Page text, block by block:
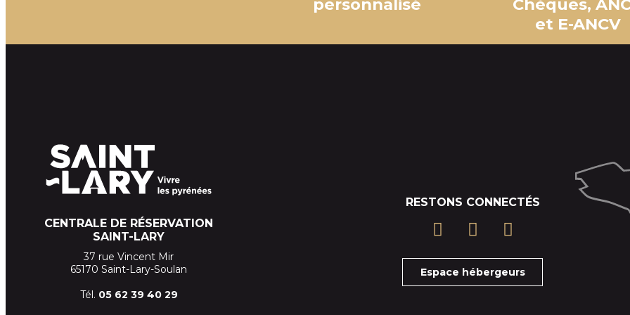
et E-ANCV
CENTRALE DE RÉSERVATION
SAINT-LARY
37 rue Vincent Mir
65170 Saint-Lary-Soulan
Tél. 05 62 39 40 29
RESTONS CONNECTÉS
Espace hébergeurs